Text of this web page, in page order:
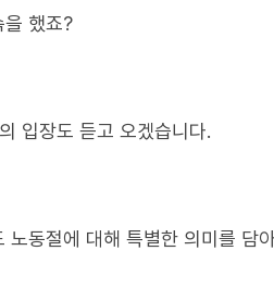
을 했죠?
입장도 듣고 오겠습니다.
동절에 대해 특별한 의미를 담